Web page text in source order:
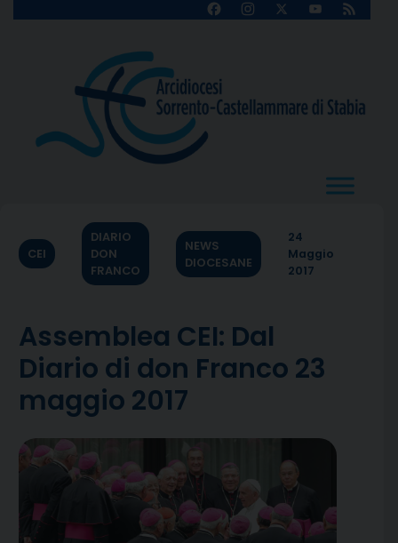
FacebookInstagram
X
YouTube
Feed
CEI
DIARIO
DON
FRANCO
NEWS
DIOCESANE
24
Maggio
2017
Assemblea CEI: Dal
Diario di don Franco 23
maggio 2017